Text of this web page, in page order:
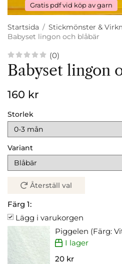
Gratis pdf vid köp av garn
Startsida / Stickmönster &
Babyset lingon och blåbär
(0)
Babyset lingon
160 kr
Storlek
Variant
Återställ val
Färg 1:
Lägg i varukorgen
Piggelen (Färg:
I lager
20 kr